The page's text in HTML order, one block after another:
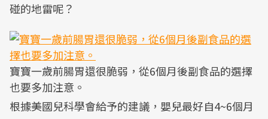
碰的地雷呢？
寶寶一歲前腸胃還很脆弱，從6個月後副食品的選擇
也要多加注意。
根據美國兒科學會給予的建議，嬰兒最好自4~6個月